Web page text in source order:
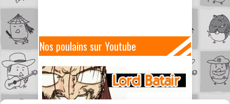
Nos poulains sur Youtube